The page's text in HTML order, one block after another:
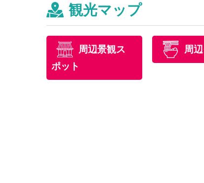
観光マップ
周辺景観ス
ポット
周